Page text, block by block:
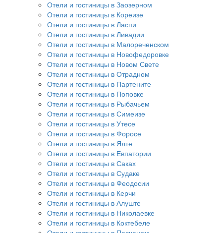
Отели и гостиницы в Заозерном
Отели и гостиницы в Кореизе
Отели и гостиницы в Ласпи
Отели и гостиницы в Ливадии
Отели и гостиницы в Малореченском
Отели и гостиницы в Новофедоровке
Отели и гостиницы в Новом Свете
Отели и гостиницы в Отрадном
Отели и гостиницы в Партените
Отели и гостиницы в Поповке
Отели и гостиницы в Рыбачьем
Отели и гостиницы в Симеизе
Отели и гостиницы в Утесе
Отели и гостиницы в Форосе
Отели и гостиницы в Ялте
Отели и гостиницы в Евпатории
Отели и гостиницы в Саках
Отели и гостиницы в Судаке
Отели и гостиницы в Феодосии
Отели и гостиницы в Керчи
Отели и гостиницы в Алуште
Отели и гостиницы в Николаевке
Отели и гостиницы в Коктебеле